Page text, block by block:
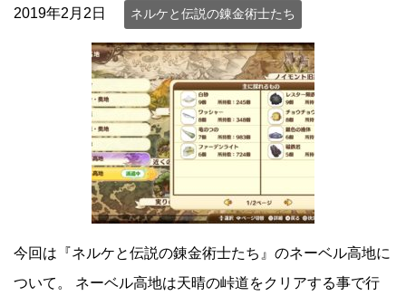
2019年2月2日 ネルケと伝説の錬金術士たち
今回は『ネルケと伝説の錬金術士たち』のネーベル高地に
ついて。 ネーベル高地は天晴の峠道をクリアする事で行